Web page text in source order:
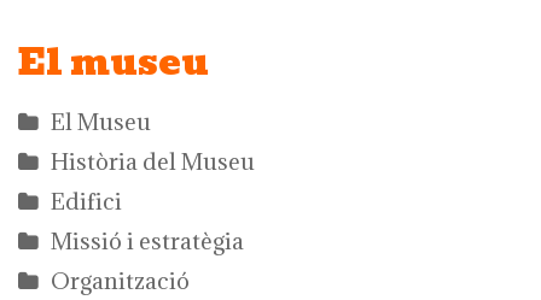
El museu
El Museu
Història del Museu
Edifici
Missió i estratègia
Organització